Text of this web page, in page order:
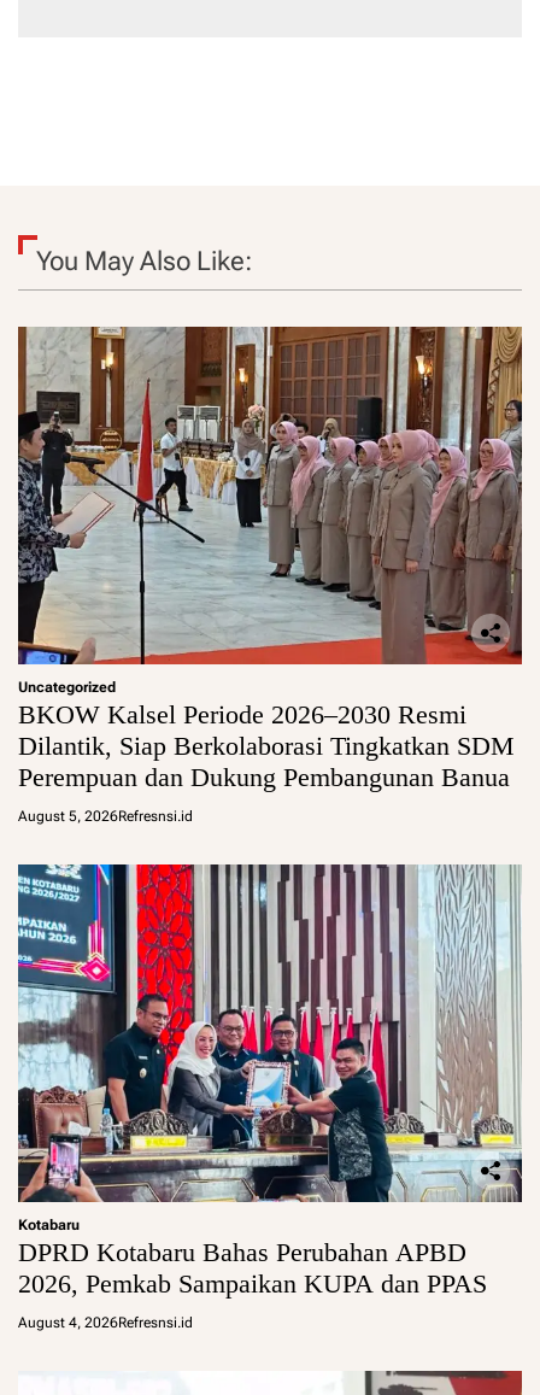
You May Also Like:
Uncategorized
BKOW Kalsel Periode 2026–2030 Resmi
Dilantik, Siap Berkolaborasi Tingkatkan SDM
Perempuan dan Dukung Pembangunan Banua
August 5, 2026Refresnsi.id
Kotabaru
DPRD Kotabaru Bahas Perubahan APBD
2026, Pemkab Sampaikan KUPA dan PPAS
August 4, 2026Refresnsi.id